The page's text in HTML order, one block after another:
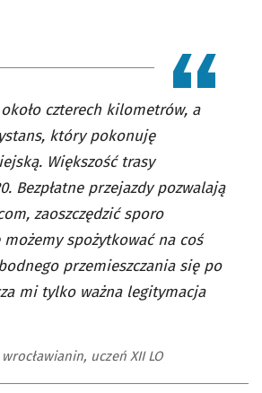
czterech kilometrów, a
który pokonuję
Większość trasy
Bezpłatne przejazdy pozwalają
zaoszczędzić sporo
spożytkować na coś
przemieszczania się po
mi tylko ważna legitymacja
uczeń XII LO